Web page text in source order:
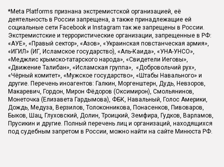
*Meta Platforms признана экстремистской организацией, её
деятельность в России запрещена, а также принадлежащие ей
социальные сети Facebook и Instagram так же запрещены в России.
Экстремистские и террористические организации, запрещенные в РФ:
«АУЕ», «Правый сектор», «Азов», «Украинская повстанческая армия»,
«ИГИЛ» (ИГ, Исламское государство), «Аль-Каида», «УНА-УНСО»,
«Меджлис крымско-татарского народа», «Свидетели Иеговы»,
«Движение Талибан», «Исламская группа», «Добровольчий рух»,
«Чёрный комитет», «Мужское государство», «Штабы Навального» и
другие. Перечень иноагентов: Галкин, Моргенштерн, Дудь, Невзоров,
Макаревич, Гордон, Мирон Фёдоров (Оксимирон), Смольянинов,
Монеточка (Елизавета Гардымова), ФБК, Навальный, Голос Америки,
Дождь, Медуза, Верзилов, Толоконникова, Понасенков, Пивоваров,
Быков, Шац, Глуховский, Долин, Троицкий, Земфира, Гудков, Варламов,
Прусикин и другие. Полный перечень лиц и организаций, находящихся
под судебным запретом в России, можно найти на сайте Минюста РФ.